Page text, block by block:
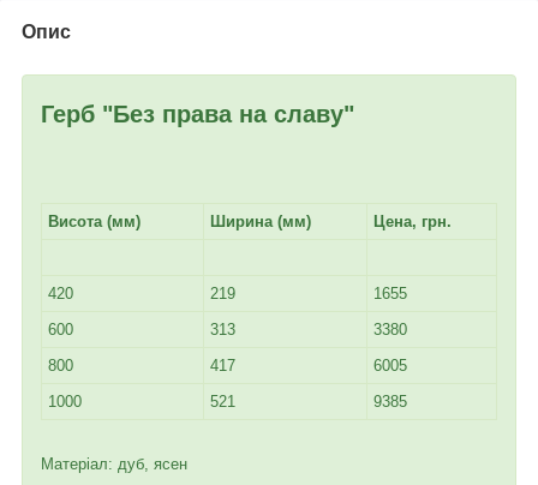
Опис
Герб "Без права на славу"
Висота (мм) Ширина (мм) Цена, грн.
420 219
1655
600
313
3380
800
417
6005
1000
521 9385
Матеріал: дуб, ясен